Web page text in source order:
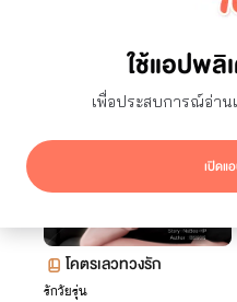
ใช้แอปพ
เพื่อประสบการณ์อ่า
เปิดแ
โคตรเลวทวงรัก
รักวัยรุ่น